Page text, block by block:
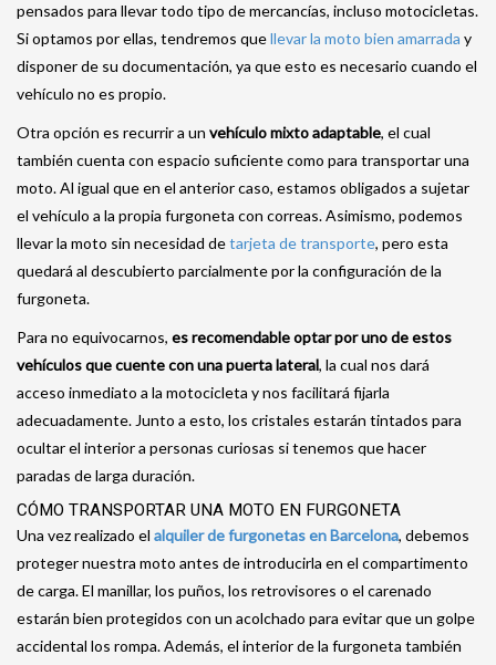
pensados para llevar todo tipo de mercancías, incluso motocicletas.
Si optamos por ellas, tendremos quellevar la moto bien amarrada y
disponer de su documentación, ya que esto es necesario cuando el
vehículo no es propio.
Otra opción es recurrir a un vehículo mixto adaptable, el cual
también cuenta con espacio suficiente como para transportar una
moto. Al igual que en el anterior caso, estamos obligados a sujetar
el vehículo a la propia furgoneta con correas. Asimismo, podemos
llevar la moto sin necesidad detarjeta de transporte, pero esta
quedará al descubierto parcialmente por la configuración de la
furgoneta.
Para no equivocarnos, es recomendable optar por uno de estos
vehículos que cuente con una puerta lateral, la cual nos dará
acceso inmediato a la motocicleta y nos facilitará fijarla
adecuadamente. Junto a esto, los cristales estarán tintados para
ocultar el interior a personas curiosas si tenemos que hacer
paradas de larga duración.
CÓMO TRANSPORTAR UNA MOTO EN FURGONETA
Una vez realizado el alquiler de furgonetas en Barcelona, debemos
proteger nuestra moto antes de introducirla en el compartimento
de carga. El manillar, los puños, los retrovisores o el carenado
estarán bien protegidos con un acolchado para evitar que un golpe
accidental los rompa. Además, el interior de la furgoneta también